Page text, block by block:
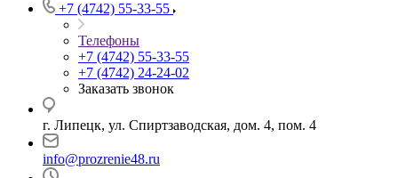
+7 (4742) 55-33-55
Телефоны
+7 (4742) 55-33-55
+7 (4742) 24-24-02
Заказать звонок
г. Липецк, ул. Спиртзаводская, дом. 4, пом. 4
info@prozrenie48.ru